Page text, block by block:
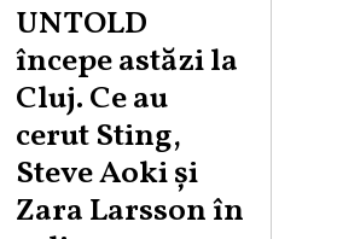
UNTOLD
începe astăzi la
Cluj. Ce au
cerut Sting,
Steve Aoki și
Zara Larsson în